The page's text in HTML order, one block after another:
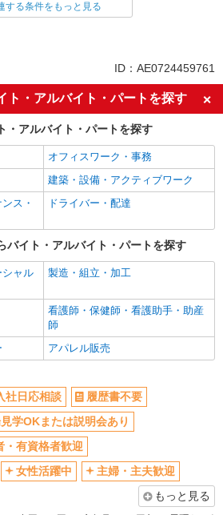
深夜
社会保険あり
する条件をもっと見る
ID：AE0724459761
ト・アルバイト・パートを探す
・アルバイト・パートを探す
オフィスワーク・事務
建築・設備・アクティブワーク
ス・
ドライバー・配達
バイト・アルバイト・パートを探す
シャル
製造・組立・加工
看護師・保健師・看護助手・助産
師
アパレル販売
社日応相談
履歴書不要
学OKまたは説明会あり
・有資格者歓迎
女性活躍中
主婦・主夫歓迎
もっと見る